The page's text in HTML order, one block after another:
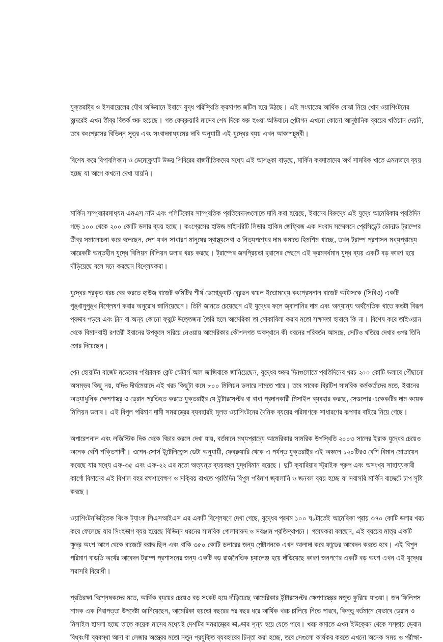
যুক্তরাষ্ট্র ও ইসরায়েলের যৌথ অভিযানে ইরানে যুদ্ধ পরিস্থিতি ক্রমাগত জটিল হয়ে উঠছে। এই সংঘাতের আর্থিক বোঝা নিয়ে খোদ ওয়াশিংটনের
অন্দরেই এখন তীব্র বিতর্ক শুরু হয়েছে। গত ফেব্রুয়ারি মাসের শেষ দিকে শুরু হওয়া অভিযানে পেন্টাগন এখনো কোনো আনুষ্ঠানিক ব্যয়ের খতিয়ান দেয়নি,
তবে কংগ্রেসের বিভিন্ন সূত্র এবং সংবাদমাধ্যমের দাবি অনুযায়ী এই যুদ্ধের ব্যয় এখন আকাশচুম্বী।
বিশেষ করে রিপাবলিকান ও ডেমোক্র্যাট উভয় শিবিরের রাজনীতিকদের মধ্যে এই আশঙ্কা বাড়ছে, মার্কিন করদাতাদের অর্থ সামরিক খাতে এমনভাবে ব্যয়
হচ্ছে যা আগে কখনো দেখা যায়নি।
মার্কিন সম্প্রচারমাধ্যম এমএস নাউ এবং পলিটিকোর সাম্প্রতিক প্রতিবেদনগুলোতে দাবি করা হয়েছে, ইরানের বিরুদ্ধে এই যুদ্ধে আমেরিকার প্রতিদিন
গড়ে ১০০ থেকে ২০০ কোটি ডলার ব্যয় হচ্ছে। কংগ্রেসের হাউজ মাইনরিটি লিডার হাকিম জেফ্রিজ এক সংবাদ সম্মেলনে প্রেসিডেন্ট ডোনাল্ড ট্রাম্পের
তীব্র সমালোচনা করে বলেছেন, দেশ যখন সাধারণ মানুষের স্বাস্থ্যসেবা ও নিত্যপণ্যের দাম কমাতে হিমশিম খাচ্ছে, তখন ট্রাম্প প্রশাসন মধ্যপ্রাচ্যে
আরেকটি অন্তহীন যুদ্ধে বিলিয়ন বিলিয়ন ডলার খরচ করছে। ট্রাম্পের জনপ্রিয়তা হ্রাসের পেছনে এই ক্রমবর্ধমান যুদ্ধ ব্যয় একটি বড় কারণ হয়ে
দাঁড়িয়েছে বলে মনে করছেন বিশ্লেষকরা।
যুদ্ধের প্রকৃত খরচ বের করতে হাউজ বাজেট কমিটির শীর্ষ ডেমোক্র্যাট ব্রেন্ডন বয়েল ইতোমধ্যে কংগ্রেসনাল বাজেট অফিসকে (সিবিও) একটি
পুঙ্খানুপুঙ্খ বিশ্লেষণ করার অনুরোধ জানিয়েছেন। তিনি জানতে চেয়েছেন এই যুদ্ধের ফলে জ্বালানির দাম এবং অন্যান্য অর্থনৈতিক খাতে কতটা বিরূপ
প্রভাব পড়বে এবং চীন বা অন্য কোনো ফ্রন্টে উত্তেজনা তৈরি হলে আমেরিকা তা মোকাবিলা করার মতো সক্ষমতা হারাবে কি না। বিশেষ করে তাইওয়ান
থেকে বিমানবাহী রণতরী ইরানের উপকূলে সরিয়ে নেওয়ায় আমেরিকার কৌশলগত অবস্থানে কী ধরনের পরিবর্তন আসছে, সেটিও খতিয়ে দেখার ওপর তিনি
জোর দিয়েছেন।
পেন হোয়ার্টন বাজেট মডেলের পরিচালক কেন্ট স্মেটার্স আল জাজিরাকে জানিয়েছেন, যুদ্ধের শুরুর দিনগুলোতে প্রতিদিনের খরচ ২০০ কোটি ডলারে পৌঁছানো
অসম্ভব কিছু নয়, যদিও দীর্ঘমেয়াদে এই খরচ কিছুটা কমে ৮০০ মিলিয়ন ডলারে নামতে পারে। তবে সাবেক ব্রিটিশ সামরিক কর্মকর্তাদের মতে, ইরানের
অত্যাধুনিক ক্ষেপণাস্ত্র ও ড্রোন প্রতিহত করতে যুক্তরাষ্ট্র যে ইন্টারসেপ্টর বা বাধা প্রদানকারী মিসাইল ব্যবহার করছে, সেগুলোর একেকটির দাম কয়েক
মিলিয়ন ডলার। এই বিপুল পরিমাণ দামী সমরাস্ত্রের ব্যবহারই মূলত ওয়াশিংটনের দৈনিক ব্যয়ের পরিমাণকে সাধারণের কল্পনার বাইরে নিয়ে গেছে।
অপারেশনাল এবং লজিস্টিক দিক থেকে বিচার করলে দেখা যায়, বর্তমানে মধ্যপ্রাচ্যে আমেরিকার সামরিক উপস্থিতি ২০০৩ সালের ইরাক যুদ্ধের চেয়েও
অনেক বেশি শক্তিশালী। ওপেন-সোর্স ইন্টেলিজেন্স ডেটা অনুযায়ী, ফেব্রুয়ারি থেকে এ পর্যন্ত যুক্তরাষ্ট্র এই অঞ্চলে ১২০টিরও বেশি বিমান মোতায়েন
করেছে যার মধ্যে এফ-৩৫ এবং এফ-২২ এর মতো অত্যন্ত ব্যয়বহুল যুদ্ধবিমান রয়েছে। দুটি ক্যারিয়ার স্ট্রাইক গ্রুপ এবং অসংখ্য সাহায্যকারী
কার্গো বিমানের এই বিশাল বহর রক্ষণাবেক্ষণ ও সক্রিয় রাখতে প্রতিদিন বিপুল পরিমাণ জ্বালানি ও জনবল ব্যয় হচ্ছে যা সরাসরি মার্কিন বাজেটে চাপ সৃষ্টি
করছে।
ওয়াশিংটনভিত্তিক থিংক ট্যাংক সিএসআইএস এর একটি বিশ্লেষণে দেখা গেছে, যুদ্ধের প্রথম ১০০ ঘণ্টাতেই আমেরিকা প্রায় ৩৭০ কোটি ডলার খরচ
করে ফেলেছে যার সিংহভাগ ব্যয় হয়েছে বিভিন্ন ধরনের সামরিক গোলাবারুদ ও সরঞ্জাম প্রতিস্থাপনে। গবেষকরা বলছেন, এই ব্যয়ের মাত্র একটি
ক্ষুদ্র অংশ আগে থেকে বাজেটে বরাদ্দ ছিল এবং বাকি ৩৫০ কোটি ডলারের জন্য পেন্টাগনকে এখন আলাদা করে ফান্ডের আবেদন করতে হবে। এই বিপুল
পরিমাণ বাড়তি অর্থের আবেদন ট্রাম্প প্রশাসনের জন্য একটি বড় রাজনৈতিক চ্যালেঞ্জ হয়ে দাঁড়িয়েছে কারণ জনগণের একটি বড় অংশ এখন এই যুদ্ধের
সরাসরি বিরোধী।
প্রতিরক্ষা বিশ্লেষকদের মতে, আর্থিক ব্যয়ের চেয়েও বড় সংকট হয়ে দাঁড়িয়েছে আমেরিকার ইন্টারসেপ্টর ক্ষেপণাস্ত্রের মজুত ফুরিয়ে যাওয়া। জন ফিলিপস
নামক এক নিরাপত্তা উপদেষ্টা জানিয়েছেন, আমেরিকা হয়তো বছরের পর বছর ধরে আর্থিক খরচ চালিয়ে নিতে পারবে, কিন্তু বর্তমানে যেভাবে ড্রোন ও
মিসাইল হামলা হচ্ছে তাতে কয়েক মাসের মধ্যেই দেশটির সমরাস্ত্রের ভাণ্ডার শূন্য হয়ে যেতে পারে। খরচ কমাতে এখন ইউক্রেন থেকে সস্তায় ড্রোন
বিধ্বংসী ব্যবস্থা আনা বা লেজার অস্ত্রের মতো নতুন প্রযুক্তি ব্যবহারের চিন্তা করা হচ্ছে, তবে সেগুলো কার্যকর করতে এখনো অনেক সময় ও পরীক্ষা-